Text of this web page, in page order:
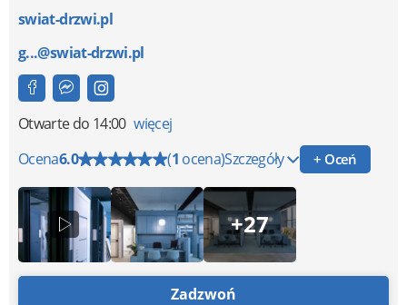
swiat-drzwi.pl
g...@swiat-drzwi.pl
Otwartedo 14:00 więcej
Ocena6.0 (1 ocena)Szczegóły + Oceń
+27
Zadzwoń